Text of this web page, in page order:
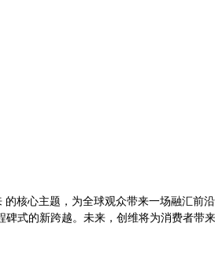
核心主题，为全球观众带来一场融汇前
式的新跨越。未来，创维将为消费者带